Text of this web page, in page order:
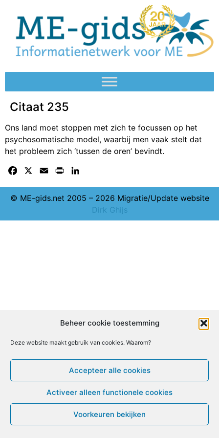
Beheer cookie toestemming
Deze website maakt gebruik van cookies. Waarom?
Accepteer alle cookies
Activeer alleen functionele cookies
Voorkeuren bekijken
Citaat 235
Ons land moet stoppen met zich te focussen op het
psychosomatische model, waarbij men vaak stelt dat
het probleem zich ‘tussen de oren’ bevindt.
Facebook Email Print
© ME-gids.net 2005 – 2026 Migratie/Update website
Dirk Ghijs